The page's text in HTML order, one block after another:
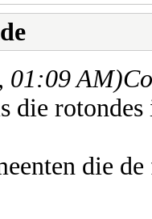
01:09 AM)
die
die